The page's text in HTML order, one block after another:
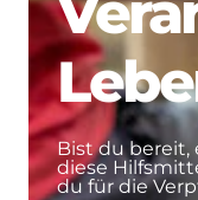
Bist du bereit,
diese
du für die